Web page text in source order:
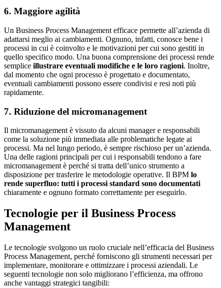
6. Maggiore agilità
Un Business Process Management efficace permette all’azienda di
adattarsi meglio ai cambiamenti. Ognuno, infatti, conosce bene i
processi in cui è coinvolto e le motivazioni per cui sono gestiti in
quello specifico modo. Una buona comprensione dei processi rende
semplice illustrare eventuali modifiche e le loro ragioni. Inoltre,
dal momento che ogni processo è progettato e documentato,
eventuali cambiamenti possono essere condivisi e resi noti più
rapidamente.
7. Riduzione del micromanagement
Il micromanagement è vissuto da alcuni manager e responsabili
come la soluzione più immediata alle problematiche legate ai
processi. Ma nel lungo periodo, è sempre rischioso per un’azienda.
Una delle ragioni principali per cui i responsabili tendono a fare
micromanagement è perché si tratta dell’unico strumento a
disposizione per trasferire le metodologie operative. Il BPM lo
rende superfluo: tutti i processi standard sono documentati
chiaramente e ognuno formato correttamente per eseguirlo.
Tecnologie per il Business Process
Management
Le tecnologie svolgono un ruolo cruciale nell’efficacia del Business
Process Management, perché forniscono gli strumenti necessari per
implementare, monitorare e ottimizzare i processi aziendali. Le
seguenti tecnologie non solo migliorano l’efficienza, ma offrono
anche vantaggi strategici tangibili: